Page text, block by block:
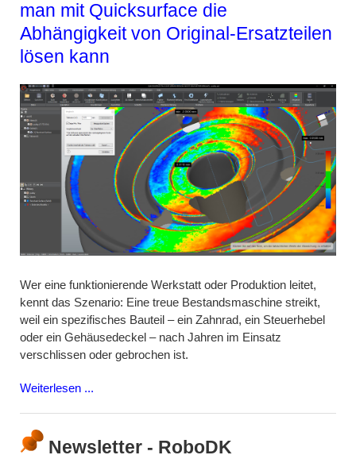
man mit Quicksurface die
Abhängigkeit von Original-Ersatzteilen
lösen kann
Wer eine funktionierende Werkstatt oder Produktion leitet,
kennt das Szenario: Eine treue Bestandsmaschine streikt,
weil ein spezifisches Bauteil – ein Zahnrad, ein Steuerhebel
oder ein Gehäusedeckel – nach Jahren im Einsatz
verschlissen oder gebrochen ist.
Weiterlesen ...
Newsletter - RoboDK